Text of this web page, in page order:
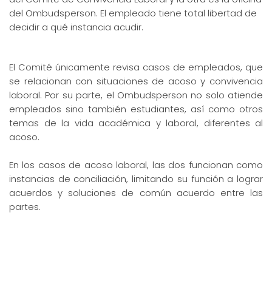
del Ombudsperson. El empleado tiene total libertad de
decidir a qué instancia acudir.
El Comité únicamente revisa casos de empleados, que
se relacionan con situaciones de acoso y convivencia
laboral. Por su parte, el Ombudsperson no solo atiende
empleados sino también estudiantes, así como otros
temas de la vida académica y laboral, diferentes al
acoso.
En los casos de acoso laboral, las dos funcionan como
instancias de conciliación, limitando su función a lograr
acuerdos y soluciones de común acuerdo entre las
partes.